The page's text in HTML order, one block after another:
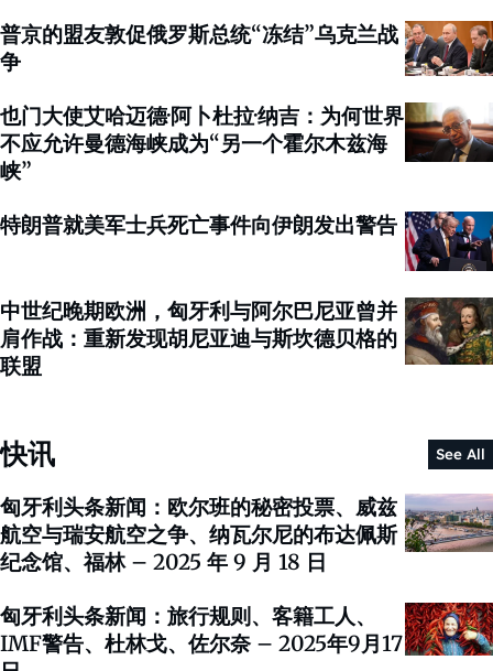
普京的盟友敦促俄罗斯总统“冻结”乌克兰战
争
也门大使艾哈迈德·阿卜杜拉·纳吉：为何世界
不应允许曼德海峡成为“另一个霍尔木兹海
峡”
特朗普就美军士兵死亡事件向伊朗发出警告
中世纪晚期欧洲，匈牙利与阿尔巴尼亚曾并
肩作战：重新发现胡尼亚迪与斯坎德贝格的
联盟
快讯 See All
匈牙利头条新闻：欧尔班的秘密投票、威兹
航空与瑞安航空之争、纳瓦尔尼的布达佩斯
纪念馆、福林 – 2025 年 9 月 18 日
匈牙利头条新闻：旅行规则、客籍工人、
IMF警告、杜林戈、佐尔奈 – 2025年9月17